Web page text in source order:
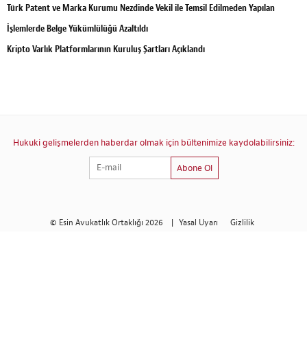
Türk Patent ve Marka Kurumu Nezdinde Vekil ile Temsil Edilmeden Yapılan
İşlemlerde Belge Yükümlülüğü Azaltıldı
Kripto Varlık Platformlarının Kuruluş Şartları Açıklandı
Hukuki gelişmelerden haberdar olmak için bültenimize kaydolabilirsiniz:
Abone Ol
© Esin Avukatlık Ortaklığı 2026 | Yasal Uyarı Gizlilik